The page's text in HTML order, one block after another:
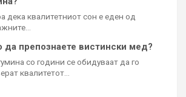
дека квалитетниот сон е еден од
да препознаете вистински мед?
со години се обидуваат да го
квалитетот…